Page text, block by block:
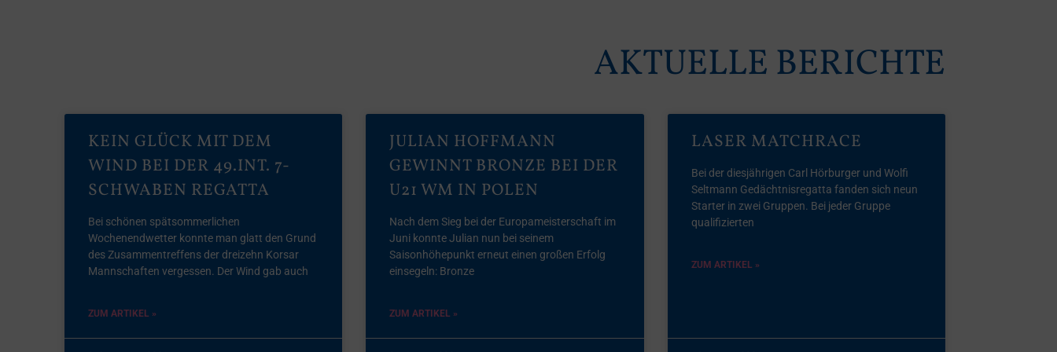
AKTUELLE BERICHTE
KEIN GLÜCK MIT DEM
WIND BEI DER 49.INT. 7-
SCHWABEN REGATTA
Bei schönen spätsommerlichen
Wochenendwetter konnte man glatt den Grund
des Zusammentreffens der dreizehn Korsar
Mannschaften vergessen. Der Wind gab auch
ZUM ARTIKEL »
JULIAN HOFFMANN
GEWINNT BRONZE BEI DER
U21 WM IN POLEN
Nach dem Sieg bei der Europameisterschaft im
Juni konnte Julian nun bei seinem
Saisonhöhepunkt erneut einen großen Erfolg
einsegeln: Bronze
ZUM ARTIKEL »
LASER MATCHRACE
Bei der diesjährigen Carl Hörburger und Wolfi
Seltmann Gedächtnisregatta fanden sich neun
Starter in zwei Gruppen. Bei jeder Gruppe
qualifizierten
ZUM ARTIKEL »